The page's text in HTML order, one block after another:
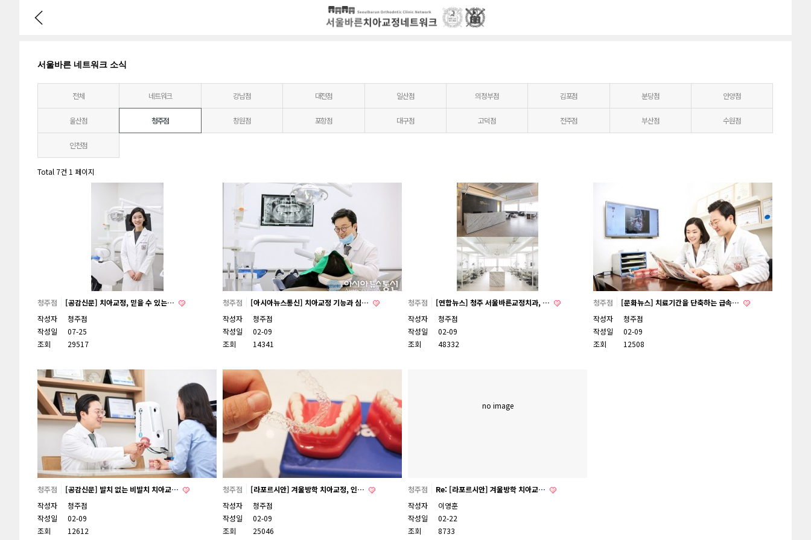
서울바른 네트워크 소식
전체 네트워크 강남점 대전점 일산점 의정부점 김포점 분당점 안양점
울산점 청주점 창원점 포항점 대구점 고덕점 전주점 부산점 수원점
인천점
Total 7건 1 페이지
청주점
[공감신문] 치아교정, 믿을 수 있는…
작성자
청주점
작성일
07-25
조회
29517
청주점
[아시아뉴스통신] 치아교정 기능과 심…
작성자
청주점
작성일
02-09
조회
14341
청주점
[연합뉴스] 청주 서울바른교정치과, …
작성자
청주점
작성일
02-09
조회
48332
청주점
[문화뉴스] 치료기간을 단축하는 급속…
작성자
청주점
작성일
02-09
조회
12508
청주점
[공감신문] 발치 없는 비발치 치아교…
작성자
청주점
작성일
02-09
조회
12612
청주점
[라포르시안] 겨울방학 치아교정, 인…
작성자
청주점
작성일
02-09
조회
25046
no image
청주점
Re: [라포르시안] 겨울방학 치아교…
작성자
이영훈
작성일
02-22
조회
8733